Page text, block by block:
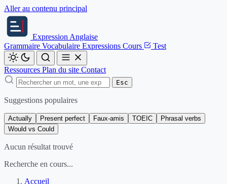
Aller au contenu principal
Expression Anglaise
Grammaire Vocabulaire Expressions Cours Test
Ressources Plan du site Contact
Esc
Suggestions populaires
Actually Present perfect Faux-amis TOEIC
Phrasal verbs
Would vs Could
Aucun résultat trouvé
Recherche en cours...
Accueil